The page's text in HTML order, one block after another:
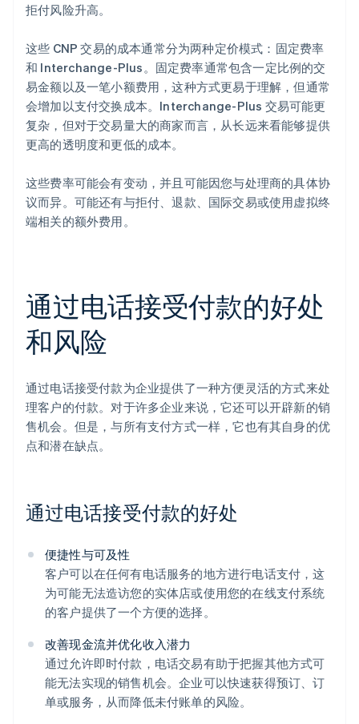
拒付风险升高。
这些 CNP 交易的成本通常分为两种定价模式：固定费率
和 Interchange-Plus。固定费率通常包含一定比例的交
易金额以及一笔小额费用，这种方式更易于理解，但通常
会增加以支付交换成本。Interchange-Plus 交易可能更
复杂，但对于交易量大的商家而言，从长远来看能够提供
更高的透明度和更低的成本。
这些费率可能会有变动，并且可能因您与处理商的具体协
议而异。可能还有与拒付、退款、国际交易或使用虚拟终
端相关的额外费用。
通过电话接受付款的好处
和风险
通过电话接受付款为企业提供了一种方便灵活的方式来处
理客户的付款。对于许多企业来说，它还可以开辟新的销
售机会。但是，与所有支付方式一样，它也有其自身的优
点和潜在缺点。
通过电话接受付款的好处
便捷性与可及性
客户可以在任何有电话服务的地方进行电话支付，这
为可能无法造访您的实体店或使用您的在线支付系统
的客户提供了一个方便的选择。
改善现金流并优化收入潜力
通过允许即时付款，电话交易有助于把握其他方式可
能无法实现的销售机会。企业可以快速获得预订、订
单或服务，从而降低未付账单的风险。